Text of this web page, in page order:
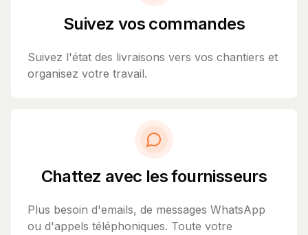
Suivez vos commandes
Suivez l'état des livraisons vers vos chantiers et
organisez votre travail.
Chattez avec les fournisseurs
Plus besoin d'emails, de messages WhatsApp
ou d'appels téléphoniques. Toute votre